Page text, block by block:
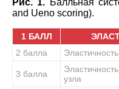
and Ueno scoring).
1 БАЛЛ
2 балла
3 балла
узла